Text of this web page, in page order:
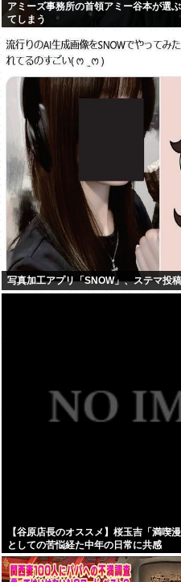
アミーズ事務所の首領アミー谷本が選
てしまう
写真加工アプリ「SNOW」、ステマ投
【谷原店長のオススメ】桜玉吉「満
としての苦悩経た中年の日常に共感